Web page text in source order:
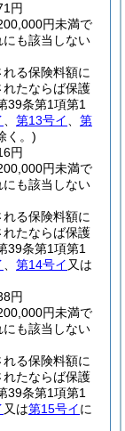
円
円未満で
にも該当しない
る保険料額に
たならば保護
39条第1項第1
第13号イ
第
く。)
円
円未満で
にも該当しない
る保険料額に
たならば保護
39条第1項第1
第14号イ 又は
円
円未満で
にも該当しない
る保険料額に
たならば保護
39条第1項第1
又は第15号イに